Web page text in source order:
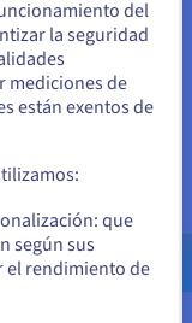
Estados
deberá buscar
$
del
la seguridad
mediciones de
están exentos de
que
según sus
el rendimiento de